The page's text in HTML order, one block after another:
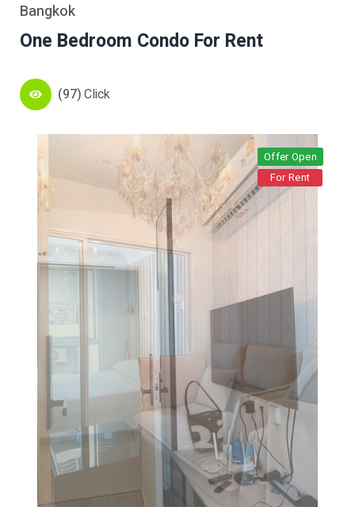
Bangkok
One Bedroom Condo For Rent
(97)Click
Offer Open
For Rent